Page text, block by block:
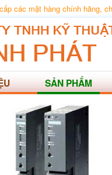
các mặt hàng chính hãng,
SẢN PHẨM